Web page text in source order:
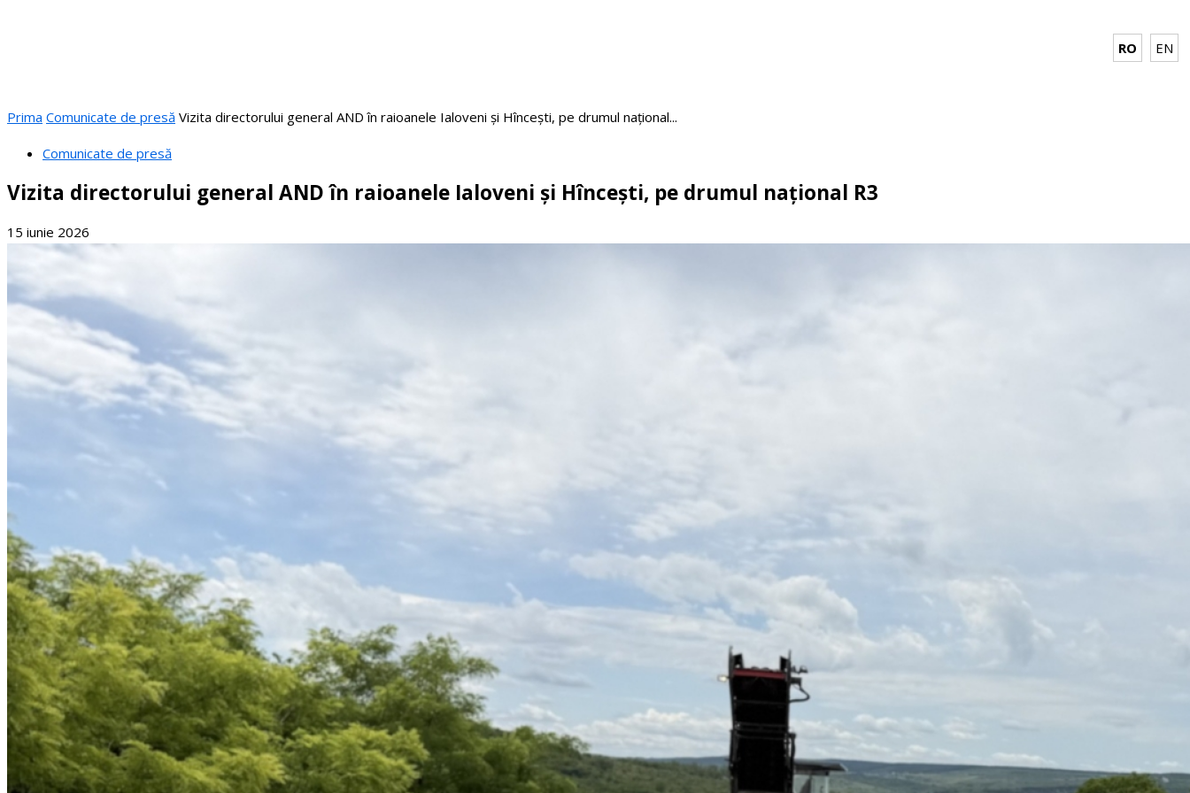
RO EN
Prima Comunicate de presă Vizita directorului general AND în raioanele Ialoveni și Hîncești, pe drumul național...
Comunicate de presă
Vizita directorului general AND în raioanele Ialoveni și Hîncești, pe drumul național R3
15 iunie 2026